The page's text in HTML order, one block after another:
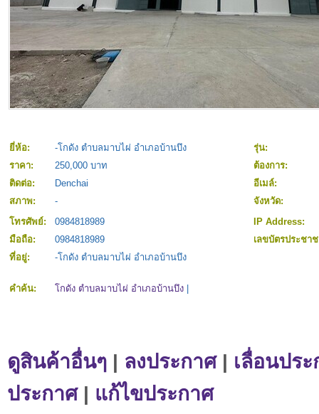
ยี่ห้อ: -โกดัง ตำบลมาบไผ่ อำเภอบ้านบึง
รุ่น:
ราคา:
250,000 บาท
ต้องการ:
ติดต่อ:
Denchai
อีเมล์:
สภาพ:
-
จังหวัด:
โทรศัพย์:
0984818989
IP Address:
มือถือ:
0984818989
เลขบัตรประชา
ที่อยู่:
-โกดัง ตำบลมาบไผ่ อำเภอบ้านบึง
คำค้น: โกดัง ตำบลมาบไผ่ อำเภอบ้านบึง
ดูสินค้าอื่นๆ | ลงประกาศ| เลื่อนปร
ประกาศ| แก้ไขประกาศ